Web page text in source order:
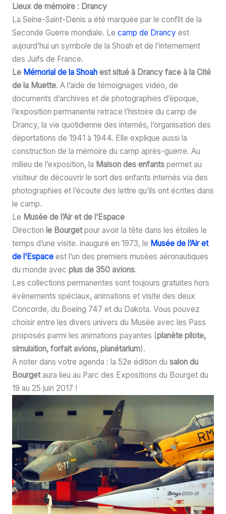
Lieux de mémoire : Drancy
La Seine-Saint-Denis a été marquée par le conflit de la
Seconde Guerre mondiale. Le camp de Drancyest
aujourd’hui un symbole de la Shoah et de l’internement
des Juifs de France.
Le Mémorial de la Shoahest situé à Drancy face à la Cité
de la Muette. A l’aide de témoignages vidéo, de
documents d’archives et de photographies d’époque,
l’exposition permanente retrace l’histoire du camp de
Drancy, la vie quotidienne des internés, l’organisation des
déportations de 1941 à 1944. Elle explique aussi la
construction de la mémoire du camp après-guerre. Au
milieu de l’exposition, la Maison des enfantspermet au
visiteur de découvrir le sort des enfants internés via des
photographies et l’écoute des lettre qu’ils ont écrites dans
le camp.
Le Musée de l’Air et de l’Espace
Direction le Bourgetpour avoir la tête dans les étoiles le
temps d’une visite. inauguré en 1973, le Musée de l’Air et
de l’Espaceest l’un des premiers musées aéronautiques
du monde avec plus de 350 avions.
Les collections permanentes sont toujours gratuites hors
événements spéciaux, animations et visite des deux
Concorde, du Boeing 747 et du Dakota. Vous pouvez
choisir entre les divers univers du Musée avec les Pass
proposés parmi les animations payantes (planète pilote,
simulation, forfait avions, planétarium).
A noter dans votre agenda : la 52e édition du salon du
Bourgetaura lieu au Parc des Expositions du Bourget du
19 au 25 juin 2017 !